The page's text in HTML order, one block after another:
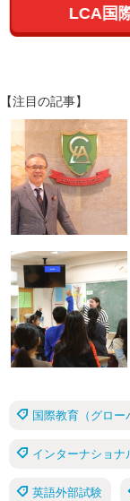
LCA国
【注目の記事】
国際教育（グロー
インターナショナ
英語外部試験